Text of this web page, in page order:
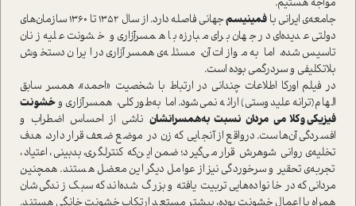
مواجه هستیم.
جامعه‌ی ایرانی بافمینیسم
جهانی فاصله‌ دارد. از سال 1352 تا 1360 سازمان‌های
دولتی عدیده‌ای در جهان برای مبارزه با همسر‌آزاری و خشونت علیه زنان
تاسیس شده، اما به موازات آن‌، مسئله‌ی همسر‌آزاری در ایران دستخوش
بلاتکلیفی و سردرگمی بوده ا‌ست.
در فیلم اورکا اطلاعات چندانی در ارتباط با شخصیت «احمد»، همسر سابق
الهام(ترانه علیدوستی) ارائه نمی‌شود. اما به‌طور کلی، همسر‌آزاری وخشونت
فیزیکی و کلامی مردان نسبت‌به‌همسرانشان ناشی از احساس اضطراب و
افسردگی آن‌ها‌ست. در‌واقع از آنجایی که زن در موضع ضعف قرار دارد، هدف
تخلیه‌ی روانی شوهرش قرار می‌گیرد؛ ضمن این‌که کنترلگری، بدبینی، اعتیاد‌،
تجربه‌ی تحقیر و سرخوردگی نیز از عوامل دیگر این معضل هستند‌. همچنین
مردانی که در خانواده‌هایی تربیت یافته و بزرگ شده‌اند که سبک زندگی‌شان
همراه با اعمال خشونت بوده، بیشتر مستعد ارتکاب خشونت خانگی هستند‌.